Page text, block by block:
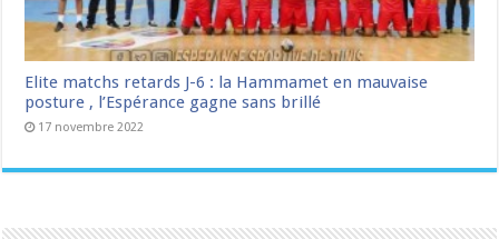
Elite matchs retards J-6 : la Hammamet en mauvaise
posture , l’Espérance gagne sans brillé
17 novembre 2022